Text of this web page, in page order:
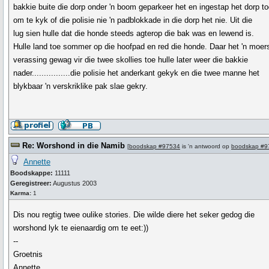
bakkie buite die dorp onder 'n boom geparkeer het en ingestap het dorp
om te kyk of die polisie nie 'n padblokkade in die dorp het nie. Uit die
lug sien hulle dat die honde steeds agterop die bak was en lewend is.
Hulle land toe sommer op die hoofpad en red die honde. Daar het 'n
verassing gewag vir die twee skollies toe hulle later weer die bakkie
nader................die polisie het anderkant gekyk en die twee manne het
blykbaar 'n verskriklike pak slae gekry.
Re: Worshond in die Namib [boodskap #97534 is 'n antwoord op boodskap
Annette
Boodskappe: 11111
Geregistreer: Augustus 2003
Karma: 1
Dis nou regtig twee oulike stories. Die wilde diere het seker gedog die
worshond lyk te eienaardig om te eet:))
--
Groetnis